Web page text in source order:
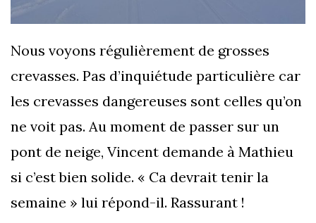
Nous voyons régulièrement de grosses
crevasses. Pas d’inquiétude particulière car
les crevasses dangereuses sont celles qu’on
ne voit pas. Au moment de passer sur un
pont de neige, Vincent demande à Mathieu
si c’est bien solide. « Ca devrait tenir la
semaine » lui répond-il. Rassurant !